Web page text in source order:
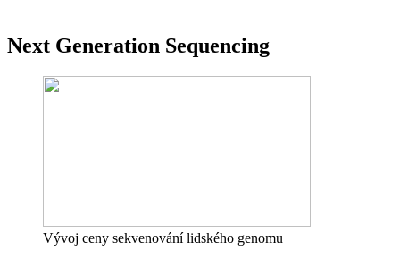
Next Generation Sequencing
Vývoj ceny sekvenování lidského genomu